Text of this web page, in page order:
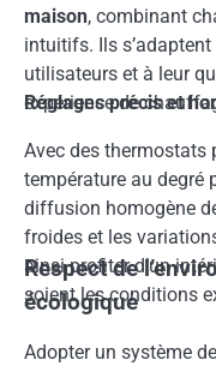
maison, combinant
intuitifs. Ils
utilisateurs et à leur
expérience de
Réglages précis et
Avec des thermostats
température au degré
diffusion homogène
froides et les
ainsi profiter d’un
soient les conditions
Respect de
écologique
Adopter un système de